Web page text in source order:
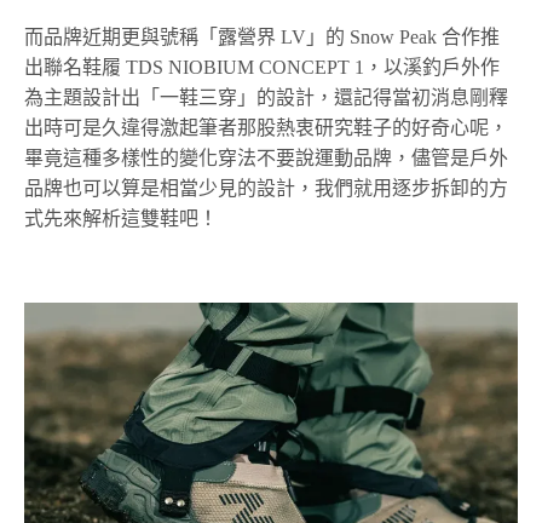
而品牌近期更與號稱「露營界 LV」的 Snow Peak 合作推
出聯名鞋履 TDS NIOBIUM CONCEPT 1，以溪釣戶外作
為主題設計出「一鞋三穿」的設計，還記得當初消息剛釋
出時可是久違得激起筆者那股熱衷研究鞋子的好奇心呢，
畢竟這種多樣性的變化穿法不要說運動品牌，儘管是戶外
品牌也可以算是相當少見的設計，我們就用逐步拆卸的方
式先來解析這雙鞋吧！